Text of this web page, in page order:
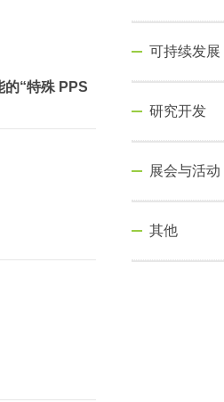
可持续发展
研究开发
展会与活动
其他
的“特殊 PPS